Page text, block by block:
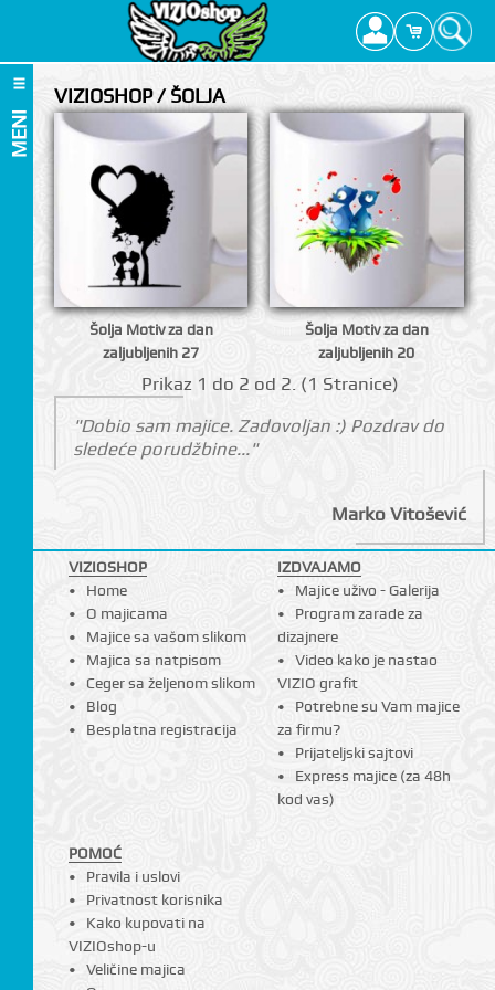
MENI
VIZIOSHOP / ŠOLJA
Šolja Motiv za dan
zaljubljenih 27
Šolja Motiv za dan
zaljubljenih 20
Prikаz 1 do 2 оd 2. (1 Strаnicе)
"Dobio sam majice. Zadovoljan :) Pozdrav do
sledeće porudžbine..."
Marko Vitošević
VIZIOSHOP
Home
O majicama
Majice sa vašom slikom
Majica sa natpisom
Ceger sa željenom slikom
Blog
Besplatna registracija
IZDVAJAMO
Majice uživo - Galerija
Program zarade za
dizajnere
Video kako je nastao
VIZIO grafit
Potrebne su Vam majice
za firmu?
Prijateljski sajtovi
Express majice (za 48h
kod vas)
POMOĆ
Pravila i uslovi
Privatnost korisnika
Kako kupovati na
VIZIOshop-u
Veličine majica